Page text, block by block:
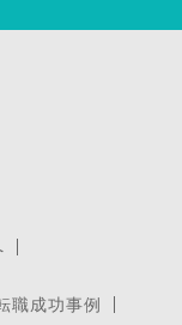
職成功事例